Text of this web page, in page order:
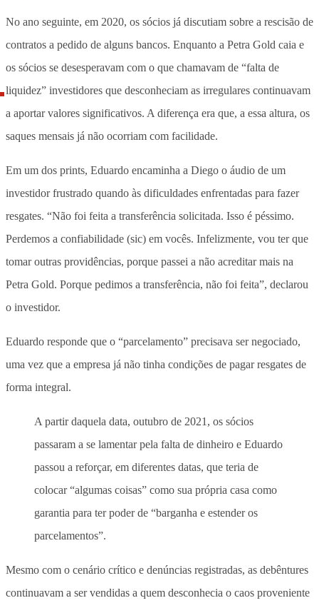
No ano seguinte, em 2020, os sócios já discutiam sobre a rescisão de
contratos a pedido de alguns bancos. Enquanto a Petra Gold caia e
os sócios se desesperavam com o que chamavam de “falta de
liquidez” investidores que desconheciam as irregulares continuavam
a aportar valores significativos. A diferença era que, a essa altura, os
saques mensais já não ocorriam com facilidade.
Em um dos prints, Eduardo encaminha a Diego o áudio de um
investidor frustrado quando às dificuldades enfrentadas para fazer
resgates. “Não foi feita a transferência solicitada. Isso é péssimo.
Perdemos a confiabilidade (sic) em vocês. Infelizmente, vou ter que
tomar outras providências, porque passei a não acreditar mais na
Petra Gold. Porque pedimos a transferência, não foi feita”, declarou
o investidor.
Eduardo responde que o “parcelamento” precisava ser negociado,
uma vez que a empresa já não tinha condições de pagar resgates de
forma integral.
A partir daquela data, outubro de 2021, os sócios
passaram a se lamentar pela falta de dinheiro e Eduardo
passou a reforçar, em diferentes datas, que teria de
colocar “algumas coisas” como sua própria casa como
garantia para ter poder de “barganha e estender os
parcelamentos”.
Mesmo com o cenário crítico e denúncias registradas, as debêntures
continuavam a ser vendidas a quem desconhecia o caos proveniente